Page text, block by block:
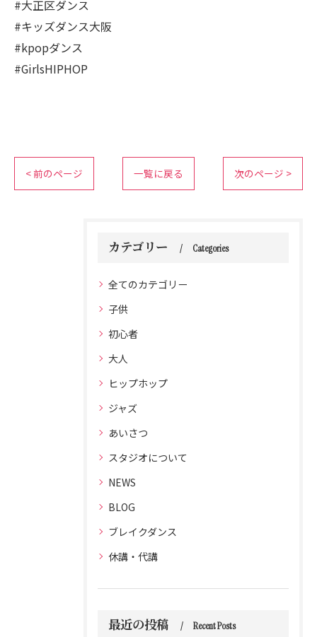
#大正区ダンス
#キッズダンス大阪
#kpopダンス
#GirlsHIPHOP
< 前のページ 一覧に戻る 次のページ >
カテゴリー Categories
全てのカテゴリー
子供
初心者
大人
ヒップホップ
ジャズ
あいさつ
スタジオについて
NEWS
BLOG
ブレイクダンス
休講・代講
最近の投稿 Recent Posts